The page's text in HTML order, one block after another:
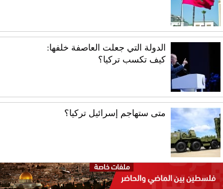
الدولة التي جعلت العاصفة خلفها:
كيف تكسب تركيا؟
متى ستهاجم إسرائيل تركيا؟